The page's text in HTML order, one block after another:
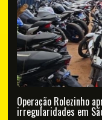
Operação Rolezinho
irregularidades em